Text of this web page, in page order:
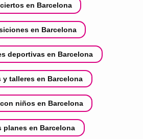
en Barcelona
en Barcelona
deportivas en Barcelona
y talleres en Barcelona
niños en Barcelona
planes en Barcelona